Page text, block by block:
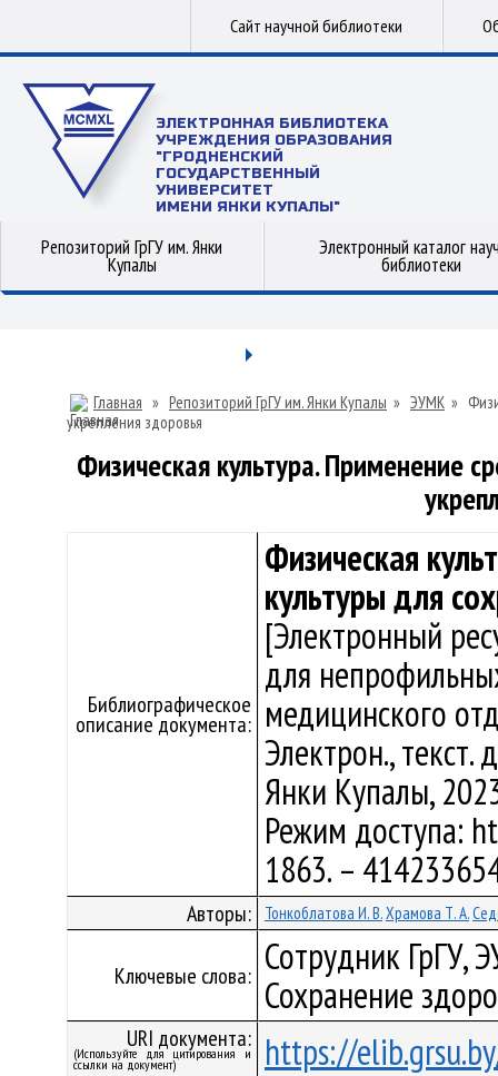
Сайт научной библиотеки
ЭЛЕКТРОННАЯ БИБЛИОТЕКА
УЧРЕЖДЕНИЯ ОБРАЗОВАНИЯ
"ГРОДНЕНСКИЙ
ГОСУДАРСТВЕННЫЙ
УНИВЕРСИТЕТ
ИМЕНИ ЯНКИ КУПАЛЫ"
Репозиторий ГрГУ им. Янки
Купалы
Электронный каталог
библиотеки
Главная » Репозиторий ГрГУ им. Янки Купалы » ЭУМК »
укрепления здоровья
Физическая культура. Применение
Библиографическое
описание документа:
Физическая
культуры для
[Электронный
для
медицинского
Электрон., текст.
Янки Купалы,
Режим доступа:
1863. –
Авторы: Тонкоблатова И. В.Храмова Т. А.
Ключевые слова: Сотрудник ГрГУ,
Сохранение
URI документа:
(Используйте для цитирования и
ссылки на документ) https://